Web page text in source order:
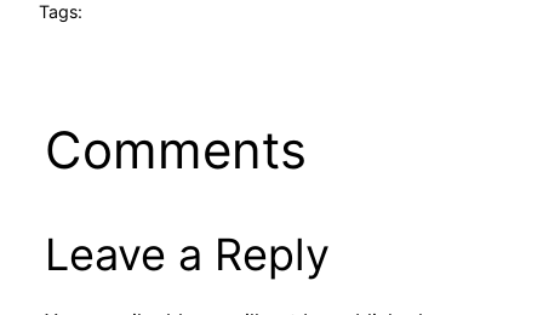
Tags:
Comments
Leave a Reply